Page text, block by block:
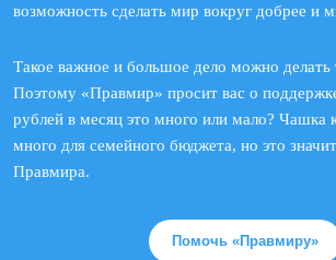
возможность сделать мир вокруг добрее и
Такое важное и большое дело можно делать
Поэтому «Правмир» просит вас о
рублей в месяц это много или мало? Чашка
много для семейного бюджета, но это
Правмира.
Помочь «Правмиру»